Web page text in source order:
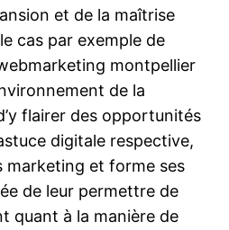
et de la maîtrise
cas par exemple de
montpellier
de la
flairer des opportunités
digitale respective,
marketing et forme ses
de leur permettre de
quant à la manière de